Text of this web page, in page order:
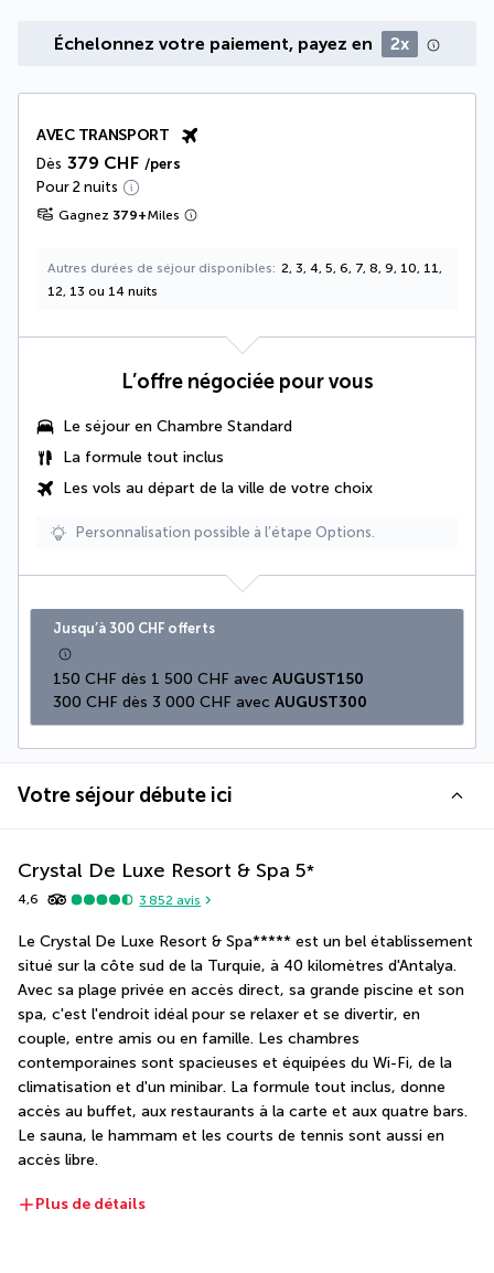
Échelonnez votre paiement, payez en 2x
AVEC TRANSPORT
Dès 379 CHF /pers
Pour 2 nuits
Gagnez 379+Miles
Autres durées de séjour disponibles
2, 3, 4, 5, 6, 7, 8, 9, 10, 11,
12, 13 ou 14 nuits
L’offre négociée pour vous
Le séjour en Chambre Standard
La formule tout inclus
Les vols au départ de la ville de votre choix
Personnalisation possible à l’étape Options.
Jusqu’à 300 CHF offerts
150 CHF dès 1 500 CHF avec AUGUST150
300 CHF dès 3 000 CHF avec AUGUST300
Votre séjour débute ici
Crystal De Luxe Resort & Spa 5*
4,6 3 852 avis
Le Crystal De Luxe Resort & Spa***** est un bel établissement
situé sur la côte sud de la Turquie, à 40 kilomètres d'Antalya.
Avec sa plage privée en accès direct, sa grande piscine et son
spa, c'est l'endroit idéal pour se relaxer et se divertir, en
couple, entre amis ou en famille. Les chambres
contemporaines sont spacieuses et équipées du Wi-Fi, de la
climatisation et d'un minibar. La formule tout inclus, donne
accès au buffet, aux restaurants à la carte et aux quatre bars.
Le sauna, le hammam et les courts de tennis sont aussi en
accès libre.
Plus de détails